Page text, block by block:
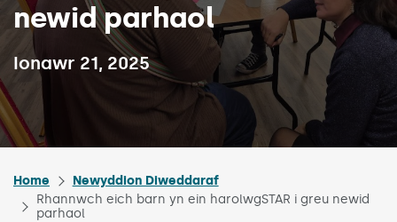
newid parhaol
Published on:
Ionawr 21, 2025
Home
Newyddion Diweddaraf
Rhannwch eich barn yn ein harolwgSTAR i greu newid
parhaol